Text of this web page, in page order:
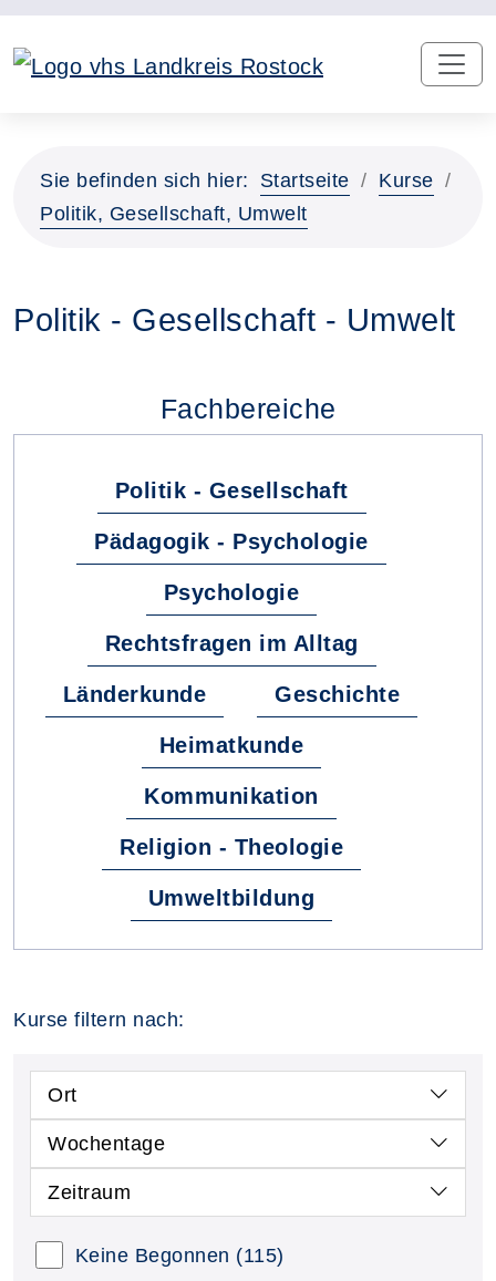
Sie befinden sich hier: Startseite
Kurse
Politik, Gesellschaft, Umwelt
Politik - Gesellschaft - Umwelt
Fachbereiche
Politik - Gesellschaft
Pädagogik - Psychologie
Psychologie
Rechtsfragen im Alltag
Länderkunde Geschichte
Heimatkunde
Kommunikation
Religion - Theologie
Umweltbildung
Kurse filtern nach:
Ort
Wochentage
Zeitraum
Keine Begonnen (115)